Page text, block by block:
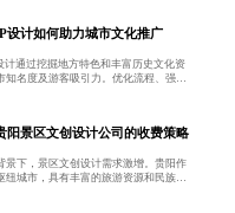
设计如何助力城市文化推广
计通过挖掘地方特色和丰富历史文化资
知名度及游客吸引力。优化流程、强化
阳景区文创设计公司的收费策略
景下，景区文创设计需求激增。贵阳作
纽城市，具有丰富的旅游资源和民族文